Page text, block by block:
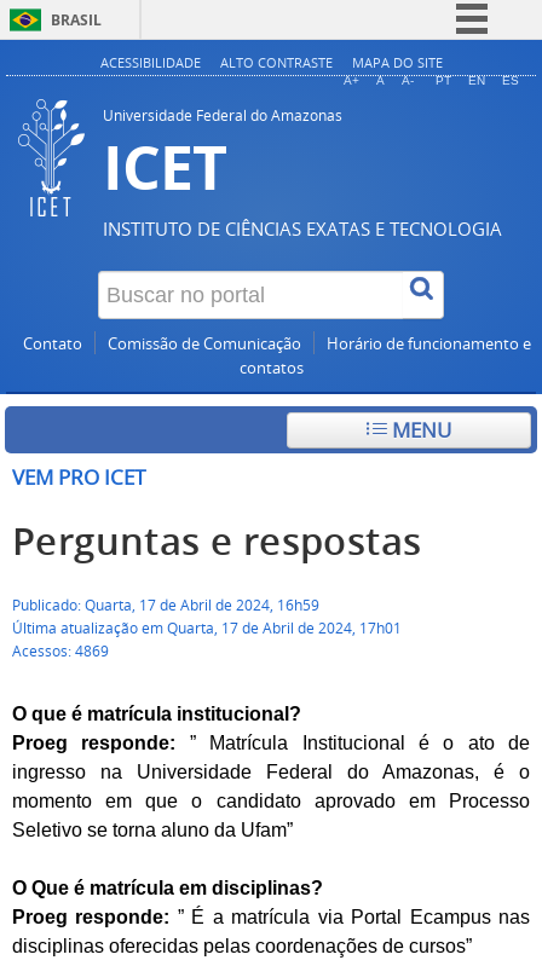
BRASIL
Simplifique!
ACESSIBILIDADE ALTO CONTRASTE MAPA DO SITE
A+ A A- PT EN ES
Universidade Federal do Amazonas
ICET
INSTITUTO DE CIÊNCIAS EXATAS E TECNOLOGIA
Contato Comissão de Comunicação
Horário de funcionamento e
contatos
MENU
VEM PRO ICET
Perguntas e respostas
Publicado: Quarta, 17 de Abril de 2024, 16h59
Última atualização em Quarta, 17 de Abril de 2024, 17h01
Acessos: 4869
O que é matrícula institucional?
Proeg responde: ” Matrícula Institucional é o ato de
ingresso na Universidade Federal do Amazonas, é o
momento em que o candidato aprovado em Processo
Seletivo se torna aluno da Ufam”
O Que é matrícula em disciplinas?
Proeg responde: ” É a matrícula via Portal Ecampus nas
disciplinas oferecidas pelas coordenações de cursos”